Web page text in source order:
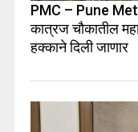
PMC – Pune
कात्रज चौकातील
हक्काने दिली जाणार